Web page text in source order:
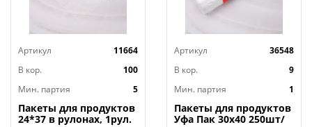
Размер : 17х28 см
Размер упаковки : 12x12x1 см
Толщина : 6 мкм
Страна производства : Россия
Артикул
11664
В кор.
100
Мин. партия
5
Пакеты для продуктов
24*37 в рулонах, 1рул.
Артикул
36548
В кор.
9
Мин. партия
1
Пакеты для продуктов
Уфа Пак 30х40 250шт/